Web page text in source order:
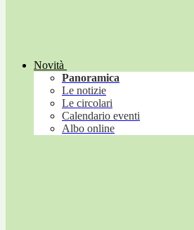
Novità
Panoramica
Le notizie
Le circolari
Calendario eventi
Albo online